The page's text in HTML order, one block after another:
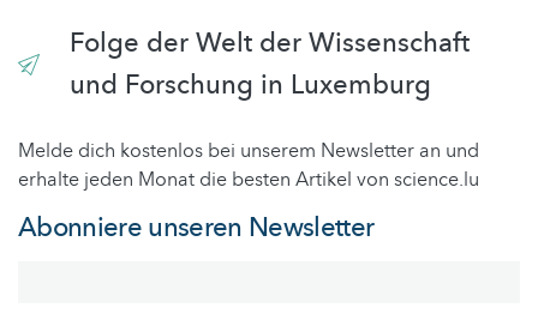
Folge der Welt der Wissenschaft
und Forschung in Luxemburg
Melde dich kostenlos bei unserem Newsletter an und
erhalte jeden Monat die besten Artikel von science.lu
Abonniere unseren Newsletter